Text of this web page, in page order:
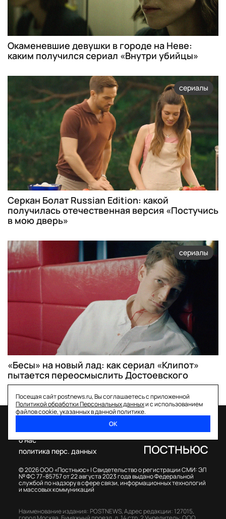
Окаменевшие девушки в городе на Неве:
каким получился сериал «Внутри убийцы»
сериалы
Серкан Болат Russian Edition: какой
получилась отечественная версия «Постучись
в мою дверь»
сериалы
«Бесы» на новый лад: как сериал «Клипот»
пытается переосмыслить Достоевского
Посещая сайт postnews.ru, Вы соглашаетесь с приложенной
Политикой обработки Персональных данныхи с использованием
файлов cookie, указанных в данной политике.
ОК
© 2026 ООО «Постньюс» |Свидетельство о регистрации СМИ: ЭЛ
№ ФС 77–85757 от 22 августа 2023 года выдано Федеральной
службой по надзору в сфере связи, информационных технологий
и массовых коммуникаций
о нас
политика перс. данных
Наименование издания: POSTNEWS,Адрес редакции: 127015,